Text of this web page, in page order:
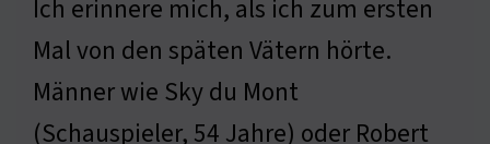
Ich erinnere mich, als ich zum ersten
Mal von den späten Vätern hörte.
Männer wie Sky du Mont
(Schauspieler, 54 Jahre) oder Robert